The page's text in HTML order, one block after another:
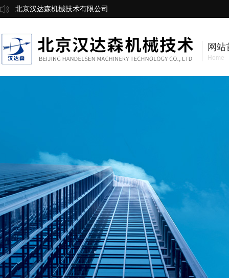
北京汉达森机械技术有限公司
网站
Home